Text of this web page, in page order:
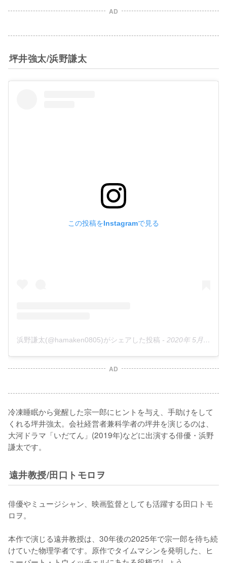
AD
坪井強太/浜野謙太
この投稿をInstagramで見る
浜野謙太(@hamaken0805)がシェアした投稿 - 2020年 5月月12日午前2時06分PDT
AD
冷凍睡眠から覚醒した宗一郎にヒントを与え、手助けをして
くれる坪井強太。会社経営者兼科学者の坪井を演じるのは、
大河ドラマ「いだてん」(2019年)などに出演する俳優・浜野
謙太です。
遠井教授/田口トモロヲ
俳優やミュージシャン、映画監督としても活躍する田口トモ
ロヲ。
本作で演じる遠井教授は、30年後の2025年で宗一郎を待ち続
けていた物理学者です。原作でタイムマシンを発明した、ヒ